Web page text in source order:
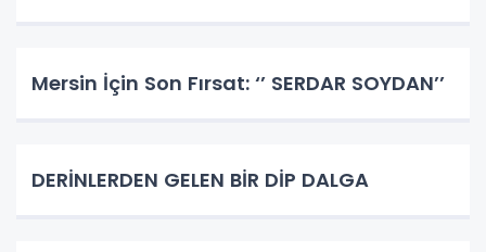
Mersin İçin Son Fırsat: ‘’ SERDAR SOYDAN’’
DERİNLERDEN GELEN BİR DİP DALGA